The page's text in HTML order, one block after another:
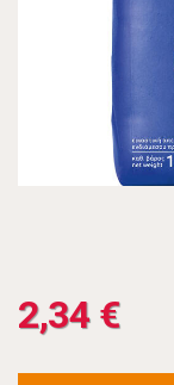
2,34 €